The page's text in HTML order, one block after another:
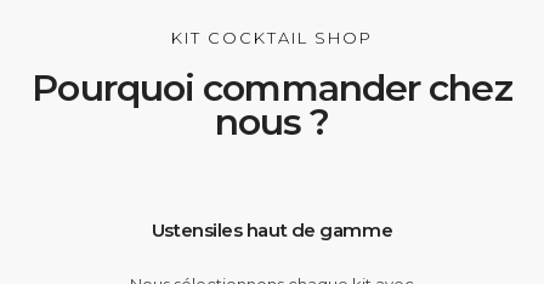
KIT COCKTAIL SHOP
Pourquoi commander chez
nous ?
Ustensiles haut de gamme